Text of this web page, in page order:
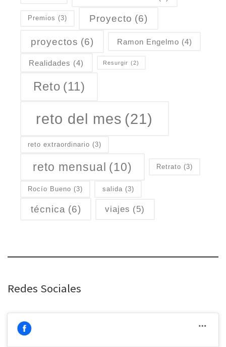
Premios (3) Proyecto (6)
proyectos (6) Ramon Engelmo (4)
Realidades (4) Resurgir (2)
Reto (11)
reto del mes (21)
reto extraordinario (3)
reto mensual (10) Retrato (3)
Rocío Bueno (3) salida (3)
técnica (6) viajes (5)
Redes Sociales